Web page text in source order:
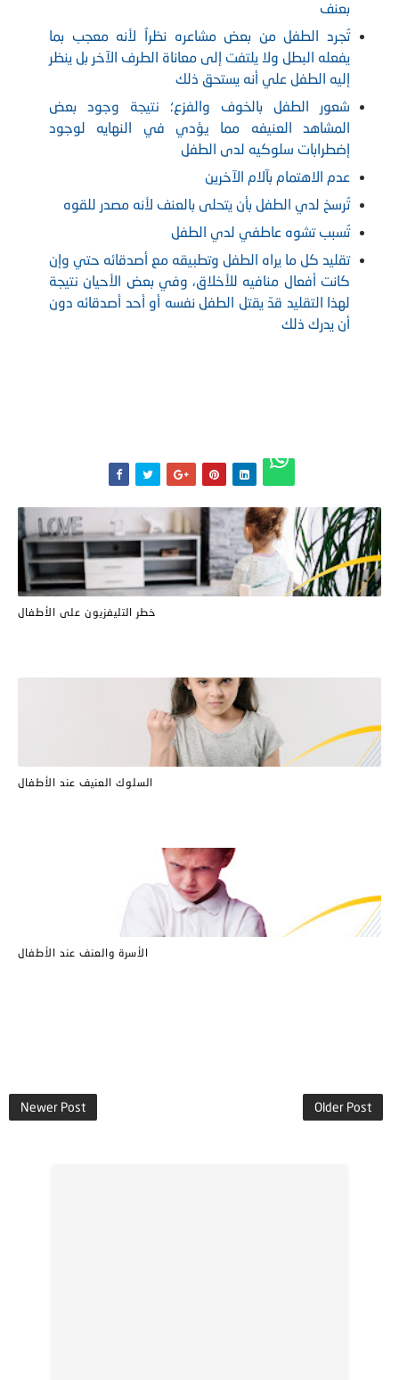
بعنف
تُجرد الطفل من بعض مشاعره نظراُ لأنه معجب بما
يفعله البطل ولا يلتفت إلى معاناة الطرف الآخر بل ينظر
إليه الطفل علي أنه يستحق ذلك
شعور الطفل بالخوف والفزع؛ نتيجة وجود بعض
المشاهد العنيفه مما يؤدي في النهايه لوجود
إضطرابات سلوكيه لدى الطفل
عدم الاهتمام بآلام الآخرين
تُرسخ لدي الطفل بأن يتحلى بالعنف لأنه مصدر للقوه
تُسبب تشوه عاطفي لدي الطفل
تقليد كل ما يراه الطفل وتطبيقه مع أصدقائه حتي وإن
كانت أفعال منافيه للأخلاق، وفي بعض الأحيان نتيجة
لهذا التقليد قدّ يقتل الطفل نفسه أو أحد أصدقائه دون
أن يدرك ذلك
خطر التليفزيون على الأطفال
السلوك العنيف عند الأطفال
الأسرة والعنف عند الأطفال
Newer Post Older Post